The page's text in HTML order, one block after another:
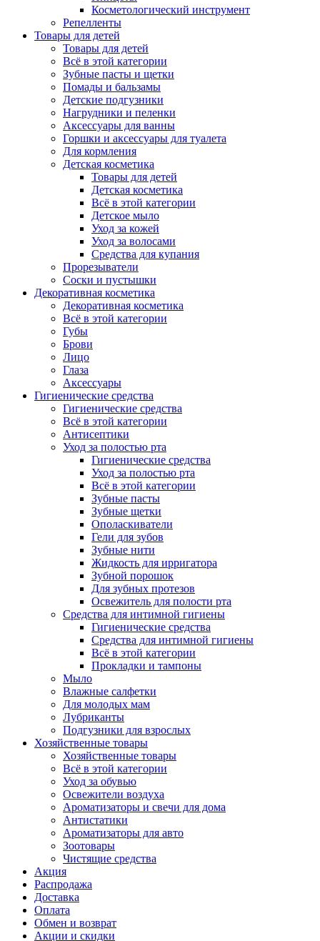
Косметологический инструмент
Репелленты
Товары для детей
Товары для детей
Всё в этой категории
Зубные пасты и щетки
Помады и бальзамы
Детские подгузники
Нагрудники и пеленки
Аксессуары для ванны
Горшки и аксессуары для туалета
Для кормления
Детская косметика
Товары для детей
Детская косметика
Всё в этой категории
Детское мыло
Уход за кожей
Уход за волосами
Средства для купания
Прорезыватели
Соски и пустышки
Декоративная косметика
Декоративная косметика
Всё в этой категории
Губы
Брови
Лицо
Глаза
Аксессуары
Гигиенические средства
Гигиенические средства
Всё в этой категории
Антисептики
Уход за полостью рта
Гигиенические средства
Уход за полостью рта
Всё в этой категории
Зубные пасты
Зубные щетки
Ополаскиватели
Гели для зубов
Зубные нити
Жидкость для ирригатора
Зубной порошок
Для зубных протезов
Освежитель для полости рта
Средства для интимной гигиены
Гигиенические средства
Средства для интимной гигиены
Всё в этой категории
Прокладки и тампоны
Мыло
Влажные салфетки
Для молодых мам
Лубриканты
Подгузники для взрослых
Хозяйственные товары
Хозяйственные товары
Всё в этой категории
Уход за обувью
Освежители воздуха
Ароматизаторы и свечи для дома
Антистатики
Ароматизаторы для авто
Зоотовары
Чистящие средства
Акция
Распродажа
Доставка
Оплата
Обмен и возврат
Акции и скидки